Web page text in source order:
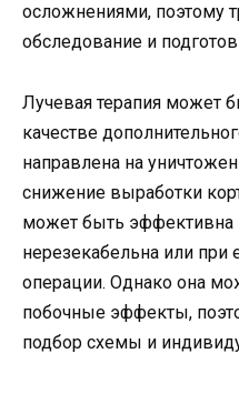
осложнениями, поэтому
обследование и
Лучевая терапия может
качестве
направлена на
снижение выработки
может быть эффективна
нерезекабельна или при
операции. Однако она
побочные эффекты,
подбор схемы и